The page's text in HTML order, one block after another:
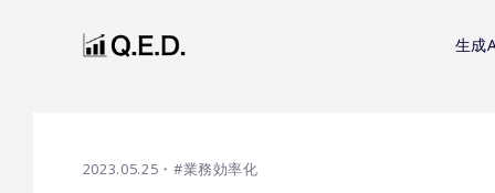
生成
2023.05.25 ・#業務効率化